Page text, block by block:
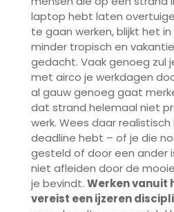
laptop hebt laten
te gaan werken, blijkt het
minder tropisch en
gedacht. Vaak genoeg zul
met airco je werkdagen
al gauw genoeg gaat
dat strand helemaal niet
werk. Wees daar realistisch
deadline hebt – of je die
gesteld of door een ander
niet afleiden door de
je bevindt. Werken vanuit
vereist een ijzeren